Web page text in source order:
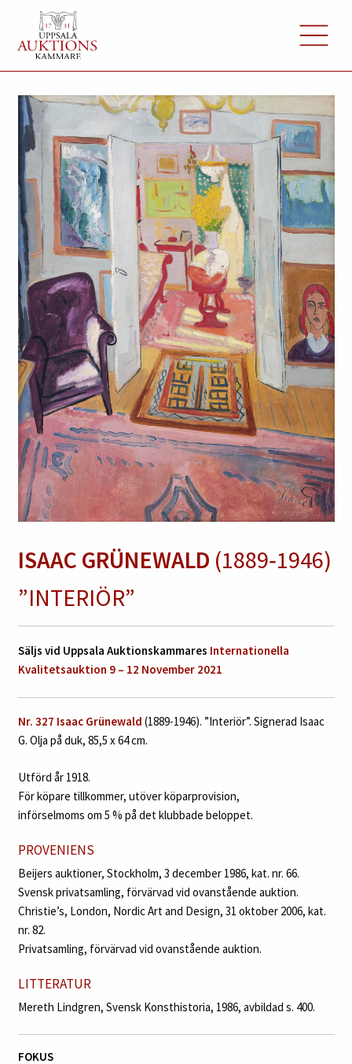
ISAAC GRÜNEWALD (1889‑1946)
”INTERIÖR”
Säljs vid Uppsala Auktionskammares Internationella
Kvalitetsauktion 9 – 12 November 2021
Nr. 327 Isaac Grünewald (1889-1946). ”Interiör”. Signerad Isaac
G. Olja på duk, 85,5 x 64 cm.
Utförd år 1918.
För köpare tillkommer, utöver köparprovision,
införselmoms om 5 % på det klubbade beloppet.
PROVENIENS
Beijers auktioner, Stockholm, 3 december 1986, kat. nr. 66.
Svensk privatsamling, förvärvad vid ovanstående auktion.
Christie’s, London, Nordic Art and Design, 31 oktober 2006, kat.
nr. 82.
Privatsamling, förvärvad vid ovanstående auktion.
LITTERATUR
Mereth Lindgren, Svensk Konsthistoria, 1986, avbildad s. 400.
FOKUS